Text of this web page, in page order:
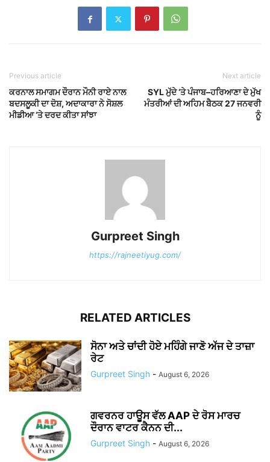
Previous article
ਕਰਨਾਲ ਸਮਾਗਮ ਦੌਰਾਨ ਮੌਨੀ ਰਾਏ ਨਾਲ
ਬਦਸਲੂਕੀ ਦਾ ਦੋਸ਼, ਅਦਾਕਾਰਾ ਨੇ ਸੋਸ਼ਲ
ਮੀਡੀਆ ‘ਤੇ ਦਰਦ ਕੀਤਾ ਸਾਂਝਾ
Next article
SYL ਮੁੱਦੇ ‘ਤੇ ਪੰਜਾਬ–ਹਰਿਆਣਾ ਦੇ ਮੁੱਖ
ਮੰਤਰੀਆਂ ਦੀ ਅਹਿਮ ਬੈਠਕ 27 ਜਨਵਰੀ
ਨੂੰ
Gurpreet Singh
https://rajneetiyug.com/
RELATED ARTICLES
ਸੋਨਾ ਅਤੇ ਚਾਂਦੀ ਹੋਏ ਮਹਿੰਗੇ ਜਾਣੋ ਅੱਜ ਦੇ ਤਾਜ਼ਾ
ਰੇਟ
Gurpreet Singh - August 6, 2026
ਗਵਰਨਰ ਹਾਊਸ ਵੱਲ AAP ਦੇ ਰੋਸ ਮਾਰਚ
ਦੌਰਾਨ ਵਾਟਰ ਕੈਨਨ ਦੀ...
Gurpreet Singh - August 6, 2026